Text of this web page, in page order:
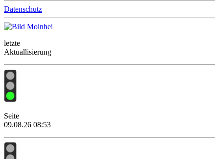
Datenschutz
letzte
Aktuallisierung
Seite
09.08.26 08:53